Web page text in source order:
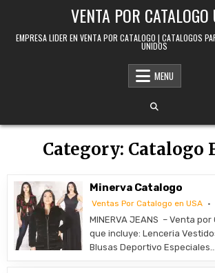
VENTA POR CATALOGO
EMPRESA LIDER EN VENTA POR CATALOGO | CATALOGOS
UNIDOS
MENU
Category: Catalogo
Minerva Catalogo
Ventas Por Catalogo en USA
MINERVA JEANS – Venta
que incluye: Lenceria
Blusas Deportivo Especiales…